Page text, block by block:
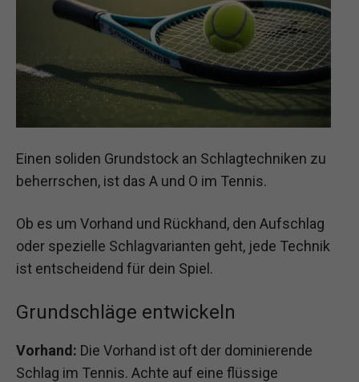
Einen soliden Grundstock an Schlagtechniken zu
beherrschen, ist das A und O im Tennis.
Ob es um Vorhand und Rückhand, den Aufschlag
oder spezielle Schlagvarianten geht, jede Technik
ist entscheidend für dein Spiel.
Grundschläge entwickeln
Vorhand: Die Vorhand ist oft der dominierende
Schlag im Tennis. Achte auf eine flüssige